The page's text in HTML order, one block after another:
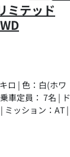
ミテッド
ロ | 色：白(ホワ
車定員： 7名 | ド
ミッション：AT |